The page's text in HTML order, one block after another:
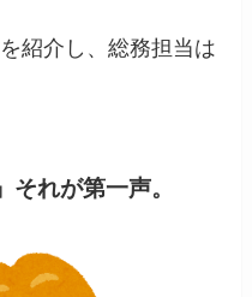
紹介し、総務担当は
それが第一声。